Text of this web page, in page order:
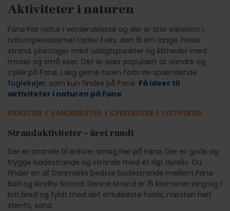
Aktiviteter i naturen
Fanø har natur i verdensklasse og der er stor variation i
naturoplevelserne! Oplev f.eks. den 15 km lange, hvide
strand, plantager med udsigtspunkter og klitheder med
moser og små søer. Det er især populært at vandre og
cykle på Fanø. Læg gerne turen forbi de spændende
fuglekøjer, som kun findes på Fanø. Få ideer til
aktiviteter i naturen på Fanø
RIDESTIER l VANDRERUTER l CYKELRUTER l LYSTFISKERI
Strandaktiviteter - året rundt
Der er strande til enhver smag her på Fanø. Der er gode og
trygge badestrande og strande med et rigt dyreliv. Du
finder en af Danmarks bedste badestrande mellem Fanø
Bad og Rindby Strand. Denne strand er 15 kilometer lang og 1
km bred og fyldt med det smukkeste hvide, næsten helt
stenfri, sand.